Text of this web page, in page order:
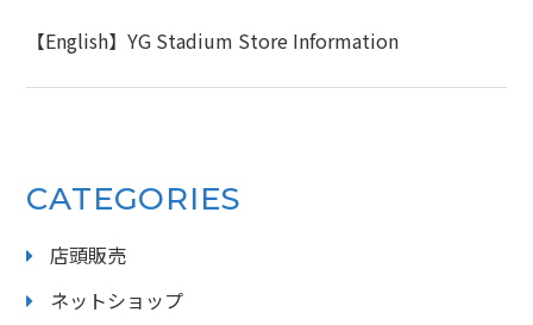
【English】YG Stadium Store Information
CATEGORIES
店頭販売
ネットショップ